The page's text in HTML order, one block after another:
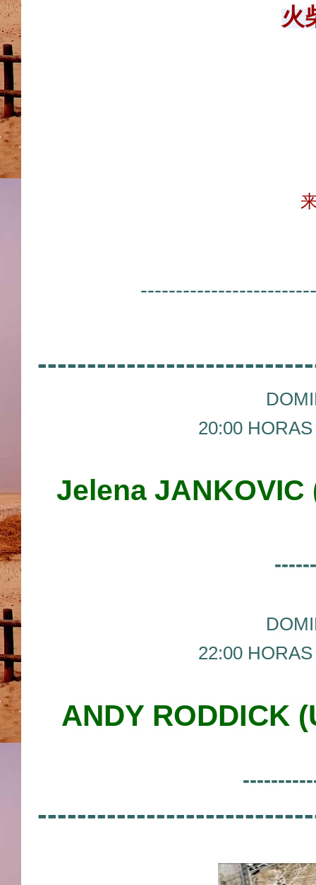
火
20:00
Jelena JANKOVIC
22:00
ANDY RODDICK